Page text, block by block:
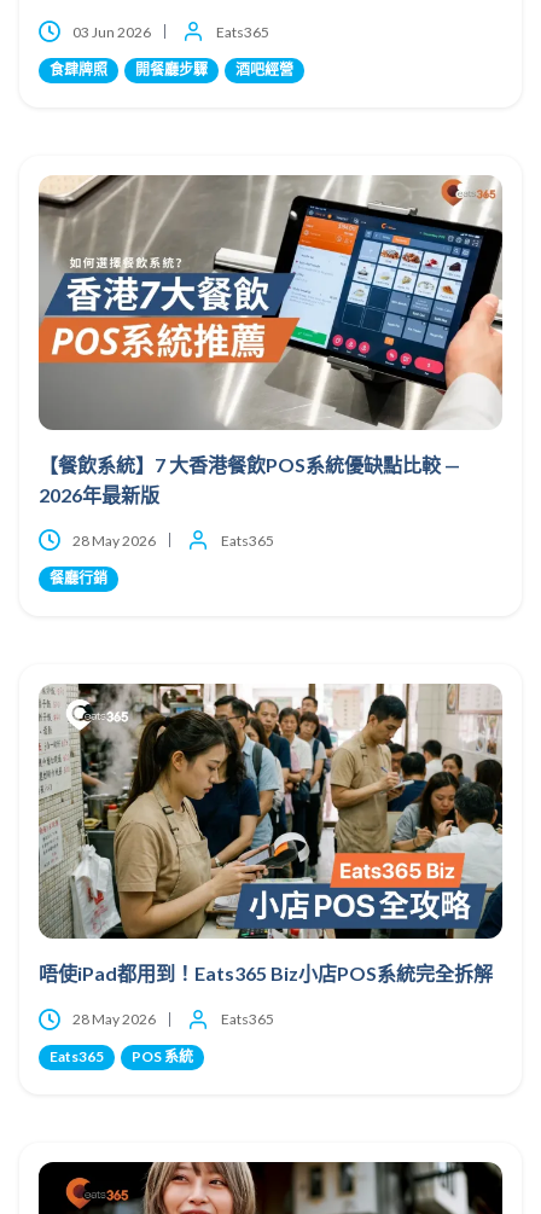
03 Jun 2026 Eats365
食肆牌照 開餐廳步驟 酒吧經營
【餐飲系統】7 大香港餐飲POS系統優缺點比較 —
2026年最新版
28 May 2026 Eats365
餐廳行銷
唔使iPad都用到！Eats365 Biz小店POS系統完全拆解
28 May 2026 Eats365
Eats365 POS 系統